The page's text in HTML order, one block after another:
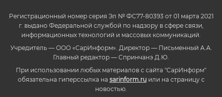
Регистрационный номер серия Эл № ФС77-80393 от 01 марта 2021
г. выдано Федеральной службой по надзору в сфере связи,
информационных технологий и массовых коммуникаций.
Учредитель — ООО «СарИнформ». Директор — Письменный А.А.
Главный редактор — Спринчанэ Д.Ю.
При использовании любых материалов с сайта "СарИнформ"
обязательна гиперссылка на sarinform.ruили на страницу с
новостью.